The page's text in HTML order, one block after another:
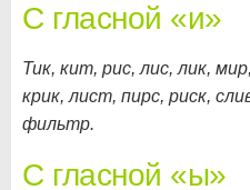
С гласной «и»
Тик, кит, рис, лис, лик,
крик, лист, пирс, риск,
фильтр.
С гласной «ы»